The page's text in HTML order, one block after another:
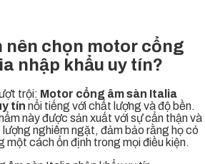
nên chọn motor cổng
nhập khẩu uy tín?
trội: Motor cổng âm sàn Italia
tín nổi tiếng với chất lượng và độ bền.
này được sản xuất với sự cẩn thận và
nghiêm ngặt, đảm bảo rằng họ có
một cách ổn định trong mọi điều kiện.